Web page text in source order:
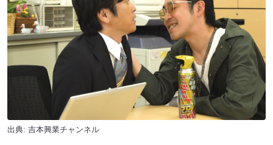
出典: 吉本興業チャンネル